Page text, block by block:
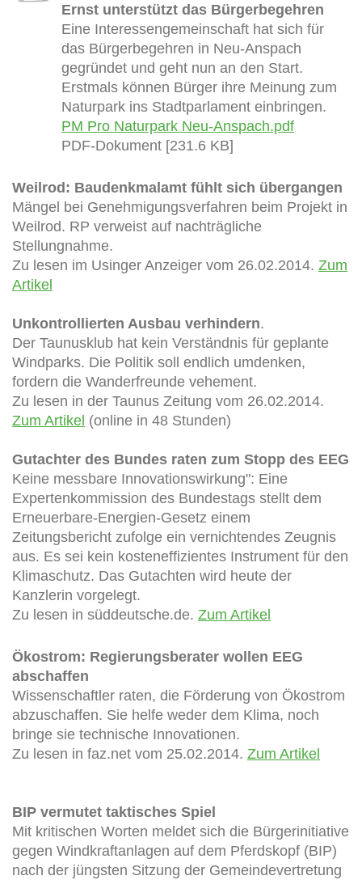
Ernst unterstützt das Bürgerbegehren
Eine Interessengemeinschaft hat sich für
das Bürgerbegehren in Neu-Anspach
gegründet und geht nun an den Start.
Erstmals können Bürger ihre Meinung zum
Naturpark ins Stadtparlament einbringen.
PM Pro Naturpark Neu-Anspach.pdf
PDF-Dokument [231.6 KB]
Weilrod: Baudenkmalamt fühlt sich übergangen
Mängel bei Genehmigungsverfahren beim Projekt in
Weilrod. RP verweist auf nachträgliche
Stellungnahme.
Zu lesen im Usinger Anzeiger vom 26.02.2014. Zum
Artikel
Unkontrollierten Ausbau verhindern.
Der Taunusklub hat kein Verständnis für geplante
Windparks. Die Politik soll endlich umdenken,
fordern die Wanderfreunde vehement.
Zu lesen in der Taunus Zeitung vom 26.02.2014.
Zum Artikel (online in 48 Stunden)
Gutachter des Bundes raten zum Stopp des EEG
Keine messbare Innovationswirkung": Eine
Expertenkommission des Bundestags stellt dem
Erneuerbare-Energien-Gesetz einem
Zeitungsbericht zufolge ein vernichtendes Zeugnis
aus. Es sei kein kosteneffizientes Instrument für den
Klimaschutz. Das Gutachten wird heute der
Kanzlerin vorgelegt.
Zu lesen in süddeutsche.de. Zum Artikel
Ökostrom: Regierungsberater wollen EEG
abschaffen
Wissenschaftler raten, die Förderung von Ökostrom
abzuschaffen. Sie helfe weder dem Klima, noch
bringe sie technische Innovationen.
Zu lesen in faz.net vom 25.02.2014. Zum Artikel
BIP vermutet taktisches Spiel
Mit kritischen Worten meldet sich die Bürgerinitiative
gegen Windkraftanlagen auf dem Pferdskopf (BIP)
nach der jüngsten Sitzung der Gemeindevertretung